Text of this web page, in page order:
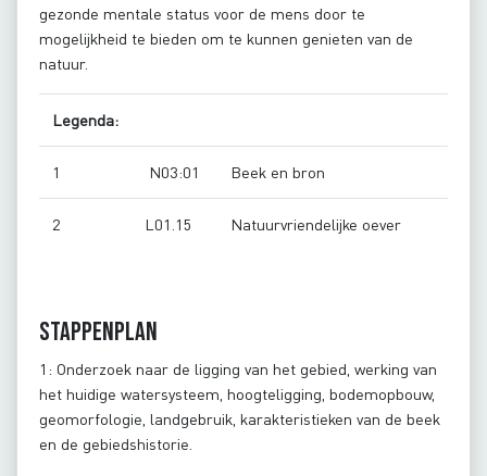
gezonde mentale status voor de mens door te
mogelijkheid te bieden om te kunnen genieten van de
natuur.
Legenda:
1 N03:01 Beek en bron
2 L01.15 Natuurvriendelijke oever
Stappenplan
1: Onderzoek naar de ligging van het gebied, werking van
het huidige watersysteem, hoogteligging, bodemopbouw,
geomorfologie, landgebruik, karakteristieken van de beek
en de gebiedshistorie.